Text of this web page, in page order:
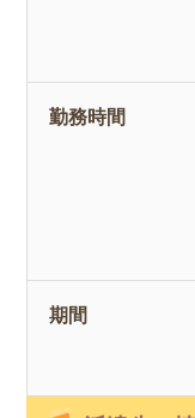
勤務時間
期間